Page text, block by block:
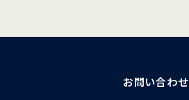
お問い合わせ